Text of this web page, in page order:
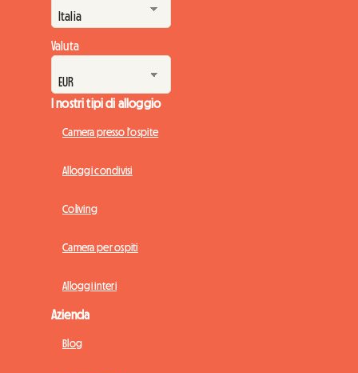
Valuta
I nostri tipi di alloggio
Camera presso l'ospite
Alloggi condivisi
Coliving
Camera per ospiti
Alloggi interi
Azienda
Blog